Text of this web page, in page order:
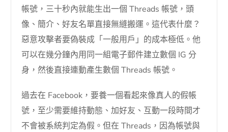
帳號，三十秒內就能生出一個 Threads 帳號，頭
像、簡介、好友名單直接無縫搬運。這代表什麼？
惡意攻擊者要偽裝成「一般用戶」的成本極低。他
可以在幾分鐘內用同一組電子郵件建立數個 IG 分
身，然後直接連動產生數個 Threads 帳號。
過去在 Facebook，要養一個看起來像真人的假帳
號，至少需要維持動態、加好友、互動一段時間才
不會被系統判定為假。但在 Threads，因為帳號與